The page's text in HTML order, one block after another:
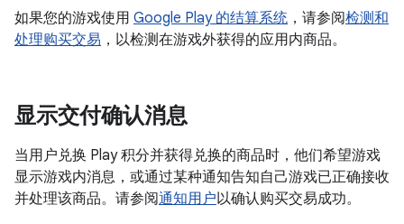
如果您的游戏使用 Google Play 的结算系统 ，请参阅检测和
处理购买交易 ，以检测在游戏外获得的应用内商品。
显示交付确认消息
当用户兑换 Play 积分并获得兑换的商品时，他们希望游戏
显示游戏内消息，或通过某种通知告知自己游戏已正确接收
并处理该商品。请参阅通知用户以确认购买交易成功。